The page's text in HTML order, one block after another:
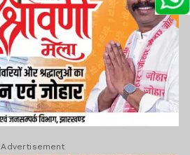
Advertisement